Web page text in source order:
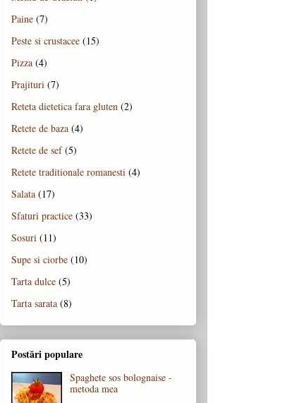
Paine (7)
Peste si crustacee (15)
Pizza (4)
Prajituri (7)
Reteta dietetica fara gluten (2)
Retete de baza (4)
Retete de sef (5)
Retete traditionale romanesti (4)
Salata (17)
Sfaturi practice (33)
Sosuri (11)
Supe si ciorbe (10)
Tarta dulce (5)
Tarta sarata (8)
Postări populare
Spaghete sos bolognaise -
metoda mea